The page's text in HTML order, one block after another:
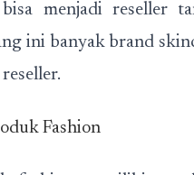
menjadi reseller
ini banyak brand
Fashion